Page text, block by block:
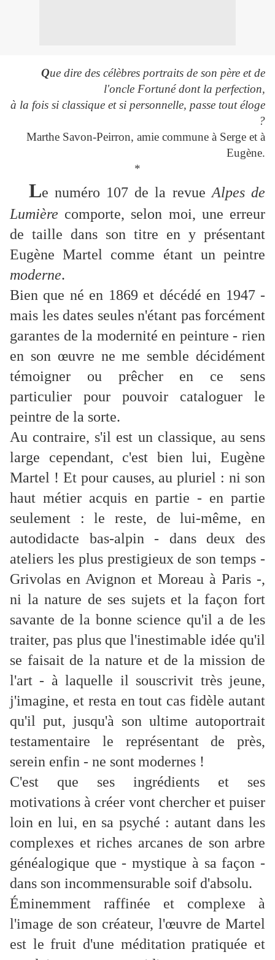
Que dire des célèbres portraits de son père et de
l'oncle Fortuné dont la perfection,
à la fois si classique et si personnelle, passe tout éloge
?
Marthe Savon-Peirron, amie commune à Serge et à
Eugène.
*
Le numéro 107 de la revue Alpes de
Lumière comporte, selon moi, une erreur
de taille dans son titre en y présentant
Eugène Martel comme étant un peintre
moderne.
Bien que né en 1869 et décédé en 1947 -
mais les dates seules n'étant pas forcément
garantes de la modernité en peinture - rien
en son œuvre ne me semble décidément
témoigner ou prêcher en ce sens
particulier pour pouvoir cataloguer le
peintre de la sorte.
Au contraire, s'il est un classique, au sens
large cependant, c'est bien lui, Eugène
Martel ! Et pour causes, au pluriel : ni son
haut métier acquis en partie - en partie
seulement : le reste, de lui-même, en
autodidacte bas-alpin - dans deux des
ateliers les plus prestigieux de son temps -
Grivolas en Avignon et Moreau à Paris -,
ni la nature de ses sujets et la façon fort
savante de la bonne science qu'il a de les
traiter, pas plus que l'inestimable idée qu'il
se faisait de la nature et de la mission de
l'art - à laquelle il souscrivit très jeune,
j'imagine, et resta en tout cas fidèle autant
qu'il put, jusqu'à son ultime autoportrait
testamentaire le représentant de près,
serein enfin - ne sont modernes !
C'est que ses ingrédients et ses
motivations à créer vont chercher et puiser
loin en lui, en sa psyché : autant dans les
complexes et riches arcanes de son arbre
généalogique que - mystique à sa façon -
dans son incommensurable soif d'absolu.
Éminemment raffinée et complexe à
l'image de son créateur, l'œuvre de Martel
est le fruit d'une méditation pratiquée et